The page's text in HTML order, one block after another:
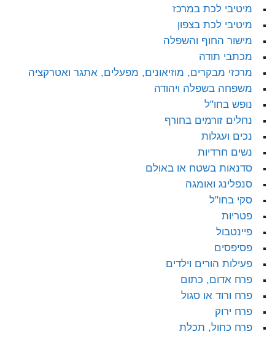
מיטיבי לכת במרכז
מיטיבי לכת בצפון
מישור החוף והשפלה
מכתבי תודה
מרכזי מבקרים, מוזיאונים, מפעלים, אתגר ואטרקציה
משפחה בשפלה ויהודה
נופש בחו"ל
נחלים זורמים בחורף
נכים ועגלות
נשים חרדיות
סדנאות בשטח או באולם
סנפלינג ואומגה
סקי בחו"ל
פטריות
פיינטבול
פסיפסים
פעילות הורים וילדים
פרח אדום, כתום
פרח ורוד או סגול
פרח ירוק
פרח כחול, תכלת